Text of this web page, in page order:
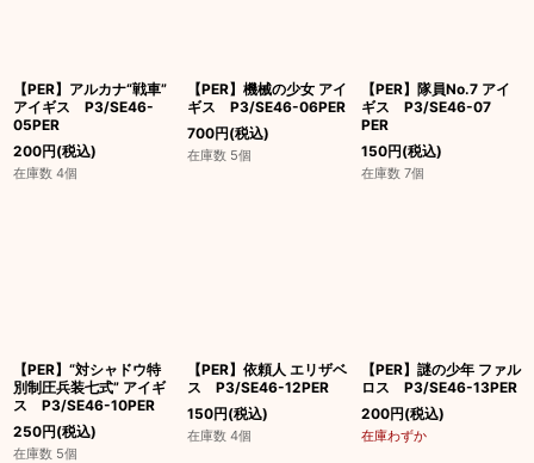
【PER】アルカナ“戦車”
アイギス P3/SE46-
05PER
200円(税込)
在庫数 4個
【PER】機械の少女 アイ
ギス P3/SE46-06PER
700円(税込)
在庫数 5個
【PER】隊員No.7 アイ
ギス P3/SE46-07
PER
150円(税込)
在庫数 7個
【PER】“対シャドウ特
別制圧兵装七式” アイギ
ス P3/SE46-10PER
250円(税込)
在庫数 5個
【PER】依頼人 エリザベ
ス P3/SE46-12PER
150円(税込)
在庫数 4個
【PER】謎の少年 ファル
ロス P3/SE46-13PER
200円(税込)
在庫わずか